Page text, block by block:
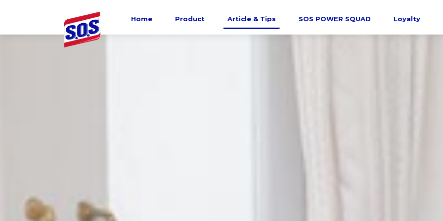
Home Product Article & Tips SOS POWER SQUAD Loyalty